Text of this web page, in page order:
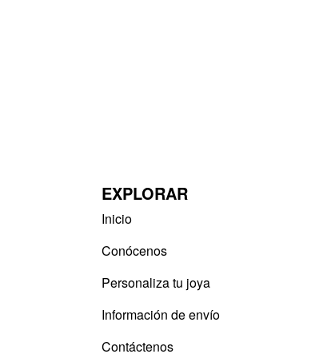
EXPLORAR
Inicio
Conócenos
Personaliza tu joya
Información de envío
Contáctenos